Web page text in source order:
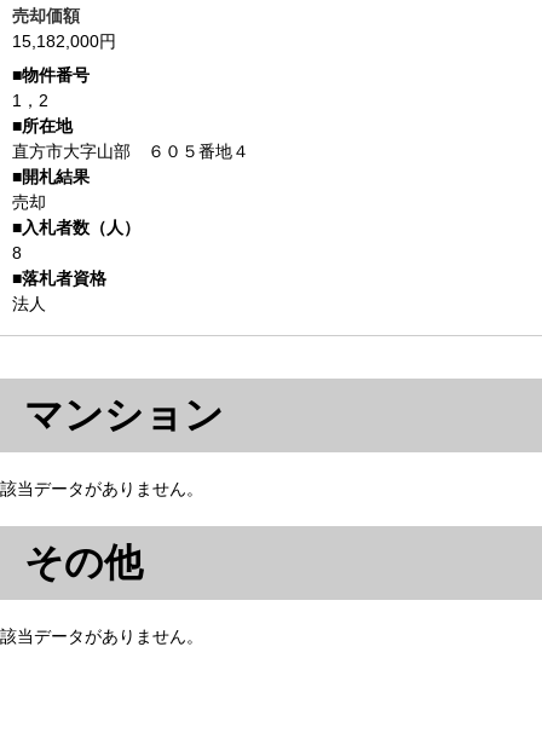
売却価額
15,182,000円
1，2
直方市大字山部 ６０５番地４
売却
8
法人
マンション
該当データがありません。
その他
該当データがありません。